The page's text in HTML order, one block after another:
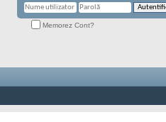
Memorez Cont?